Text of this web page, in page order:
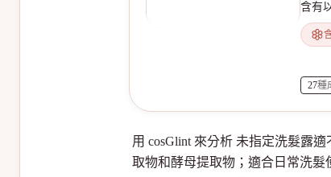
含有
27種
用 cosGlint 來分析 未指定洗髮露
取物和酵母提取物；適合日常洗髮